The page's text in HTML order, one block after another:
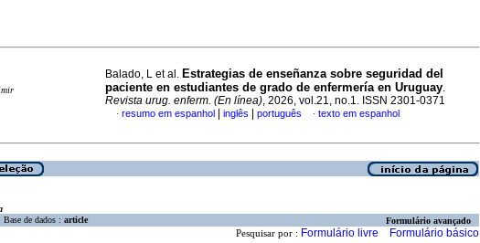
Balado, L et al. Estrategias de enseñanza sobre seguridad del
paciente en estudiantes de grado de enfermería en Uruguay.
Revista urug. enferm. (En línea), 2026, vol.21, no.1. ISSN 2301-0371
· resumo em espanhol inglês português · texto em espanhol
Base de dados : article Formulário avançado
Pesquisar por : Formulário livre Formulário básico